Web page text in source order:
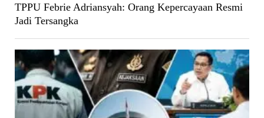
TPPU Febrie Adriansyah: Orang Kepercayaan Resmi
Jadi Tersangka